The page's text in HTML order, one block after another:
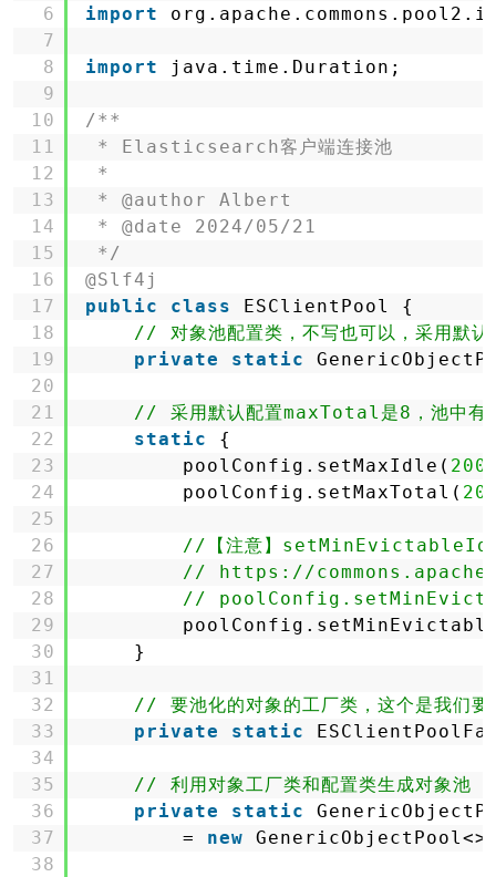
6
7
8
9
10
11
12
13
14
15
16
17
18
19
20
21
22
23
24
25
26
27
28
29
30
31
32
33
34
35
36
37
38
import
import java.time.Duration;
/**
* Elasticsearch客户端连接池
*
* @author Albert
* @date 2024/05/21
*/
@Slf4j
public
class
ESClientPool {
// 对象池配置类，不写也可以，采用默认
private
static
// 采用默认配置maxTotal是8，池中
static
{
poolConfig.setMaxIdle( 200
poolConfig.setMaxTotal( 20
//【注意】
// https://
//
}
// 要池化的对象的工厂类，这个是我们要
private
static
// 利用对象工厂类和配置类生成对象池
private
static
= new